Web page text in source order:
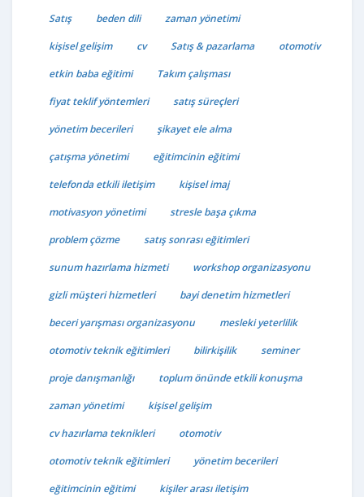
Satış
beden dili
zaman yönetimi
kişisel gelişim
cv Satış & pazarlama
otomotiv
etkin baba eğitimi
Takım çalışması
fiyat teklif yöntemleri
satış süreçleri
yönetim becerileri
şikayet ele alma
çatışma yönetimi
eğitimcinin eğitimi
telefonda etkili iletişim
kişisel imaj
motivasyon yönetimi
stresle başa çıkma
problem çözme
satış sonrası eğitimleri
sunum hazırlama hizmeti
workshop organizasyonu
gizli müşteri hizmetleri
bayi denetim hizmetleri
beceri yarışması organizasyonu
mesleki yeterlilik
otomotiv teknik eğitimleri
bilirkişilik
seminer
proje danışmanlığı
toplum önünde etkili konuşma
zaman yönetimi
kişisel gelişim
cv hazırlama teknikleri
otomotiv
otomotiv teknik eğitimleri
yönetim becerileri
eğitimcinin eğitimi
kişiler arası iletişim